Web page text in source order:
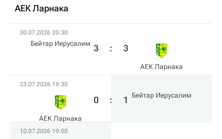
АЕК Ларнака
30.07.2026 20:30
Бейтар Иерусалим 3 : 3
АЕК Ларнака
23.07.2026 19:30
АЕК Ларнака
0 : 1 Бейтар Иерусалим
10.07.2026 19:00